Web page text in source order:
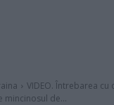
VIDEO. Întrebarea cu
mincinosul de...